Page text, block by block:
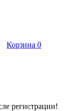
Корзина 0
регистрации!